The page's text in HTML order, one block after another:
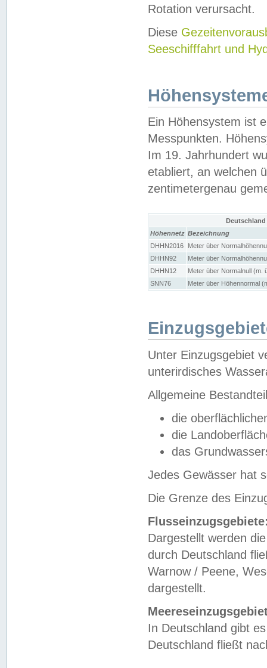
Rotation verursacht.
Diese
Seeschifffahrt und
Ein Höhensystem ist
Messpunkten.
Im 19. Jahrhundert
etabliert, an welchen
zentimetergenau
Höhennetz Bezeichnung
DHHN2016
Meter über
DHHN92
Meter über
DHHN12
Meter über Normalnull (m.
SNN76
Meter über Höhennormal
Unter Einzugsgebiet
unterirdisches
Allgemeine
die
die
das
Jedes Gewässer hat
Die Grenze des
Dargestellt werden
durch Deutschland
Warnow / Peene,
dargestellt.
In Deutschland gibt
Deutschland fließt